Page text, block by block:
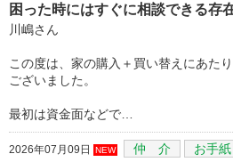
困った時にはすぐに相談できる存
川嶋さん
この度は、家の購入＋買い替えにあた
ございました。
最初は資金面などで…
2026年07月09日 NEW 仲 介 お手紙